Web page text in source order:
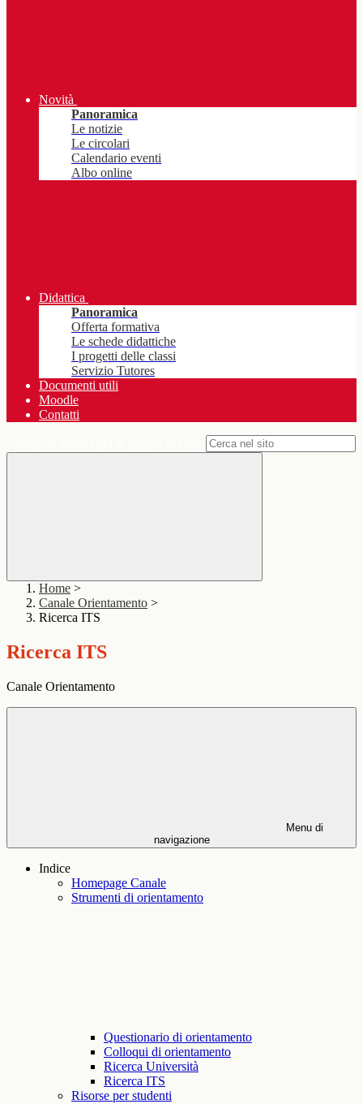
Novità
Panoramica
Le notizie
Le circolari
Calendario eventi
Albo online
Didattica
Panoramica
Offerta formativa
Le schede didattiche
I progetti delle classi
Servizio Tutores
Documenti utili
Moodle
Contatti
Home >
Canale Orientamento >
Ricerca ITS
Ricerca ITS
Canale Orientamento
Menu di
navigazione
Indice
Homepage Canale
Strumenti di orientamento
Questionario di orientamento
Colloqui di orientamento
Ricerca Università
Ricerca ITS
Risorse per studenti